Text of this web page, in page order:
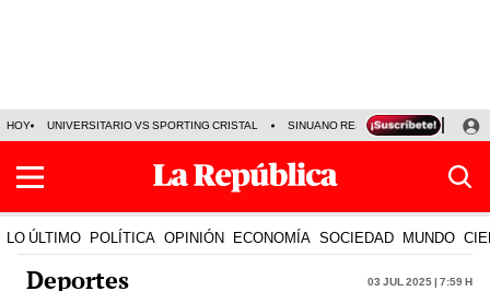
HOY UNIVERSITARIO VS SPORTING CRISTAL SINUANO RESULTADOS HOY
LO ÚLTIMO POLÍTICA OPINIÓN ECONOMÍA SOCIEDAD MUNDO
Deportes 03 Jul 2025 | 7:59 h